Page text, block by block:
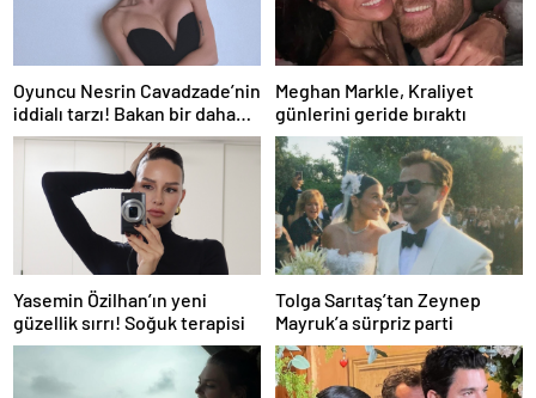
Oyuncu Nesrin Cavadzade’nin
iddialı tarzı! Bakan bir daha
baktı
Meghan Markle, Kraliyet
günlerini geride bıraktı
Yasemin Özilhan’ın yeni
güzellik sırrı! Soğuk terapisi
Tolga Sarıtaş’tan Zeynep
Mayruk’a sürpriz parti